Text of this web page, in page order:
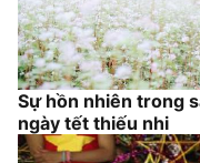
Sự hồn nhiên trong
ngày tết thiếu nhi